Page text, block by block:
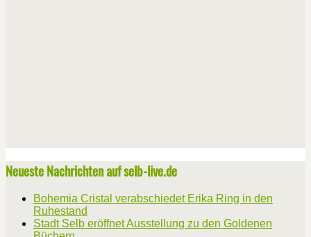
Neueste Nachrichten auf selb-live.de
Bohemia Cristal verabschiedet Erika Ring in den
Ruhestand
Stadt Selb eröffnet Ausstellung zu den Goldenen